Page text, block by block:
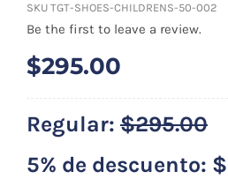
SKU TGT-SHOES-CHILDRENS-50-002
Be the first to leave a review.
$295.00
Regular: $295.00
5% de descuento: $